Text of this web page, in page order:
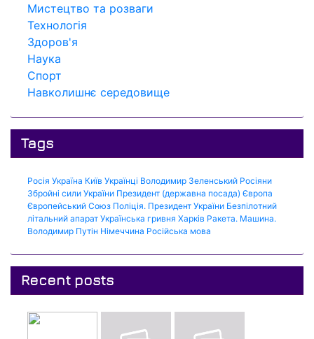
Мистецтво та розваги
Технологія
Здоров'я
Наука
Спорт
Навколишнє середовище
Tags
Росія Україна Київ Українці Володимир Зеленський Росіяни
Збройні сили України Президент (державна посада) Європа
Європейський Союз Поліція. Президент України Безпілотний
літальний апарат Українська гривня Харків Ракета. Машина.
Володимир Путін Німеччина Російська мова
Recent posts